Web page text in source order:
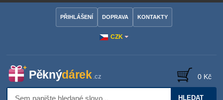
CZK
PŘIHLÁŠENÍ DOPRAVA KONTAKTY
HLEDAT
0 Kč